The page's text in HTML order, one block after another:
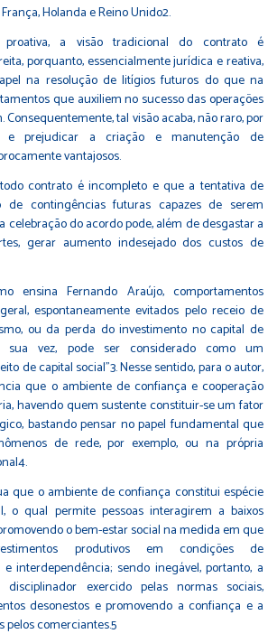
Holanda e Reino Unido2.
proativa, a visão tradicional do contrato é
porquanto, essencialmente jurídica e reativa,
na resolução de litígios futuros do que na
que auxiliem no sucesso das operações
tal visão acaba, não raro, por
prejudicar a criação e manutenção de
vantajosos.
contrato é incompleto e que a tentativa de
de contingências futuras capazes de serem
celebração do acordo pode, além de desgastar a
gerar aumento indesejado dos custos de
ensina Fernando Araújo, comportamentos
espontaneamente evitados pelo receio de
ou da perda do investimento no capital de
sua vez, pode ser considerado como um
de capital social”3. Nesse sentido, para o autor,
que o ambiente de confiança e cooperação
havendo quem sustente constituir-se um fator
bastando pensar no papel fundamental que
de rede, por exemplo, ou na própria
que o ambiente de confiança constitui espécie
o qual permite pessoas interagirem a baixos
o bem-estar social na medida em que
produtivos em condições de
interdependência; sendo inegável, portanto, a
exercido pelas normas sociais,
desonestos e promovendo a confiança e a
pelos comerciantes.5